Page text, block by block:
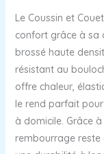
Le Coussin et
confort grâce à sa
brossé haute
résistant au
offre chaleur,
le rend parfait
à domicile. Grâce
rembourrage reste